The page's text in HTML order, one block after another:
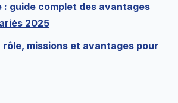
: guide complet des avantages
2025
rôle, missions et avantages pour